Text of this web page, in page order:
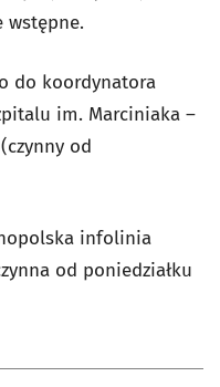
wstępne.
do koordynatora
im. Marciniaka –
(czynny od
infolinia
od poniedziałku